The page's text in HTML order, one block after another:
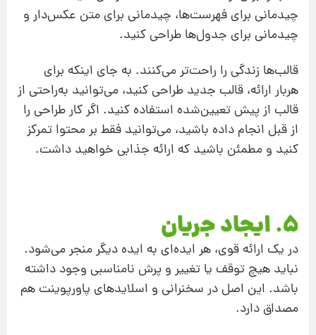
چیدمانی برای فهرست‌ها، چیدمانی برای متن عکس‌دار و
چیدمانی برای جدول‌ها طراحی کنید.
قالب‌ها زندگی‌ را راحت‌تر می‌کنند. به جای اینکه برای
هربار ارائه، قالب جدید طراحی کنید، می‌توانید به‌راحتی از
قالب از پیش تعیین‌شده استفاده کنید. اگر کار طراحی را
از قبل انجام داده باشید، می‌توانید فقط بر محتوا تمرکز
کنید و مطمئن باشید که ارائه جذابی خواهید داشت.
5. ایجاد جریان
در یک ارائه قوی، هر ایده‌ای به ایده دیگر منجر می‌شود.
نباید هیچ توقف یا تغییر و پرش نامناسبی وجود داشته
باشد. این اصل در سخنرانی و اسلایدهای پاورپوینت هم
مصداق دارد.